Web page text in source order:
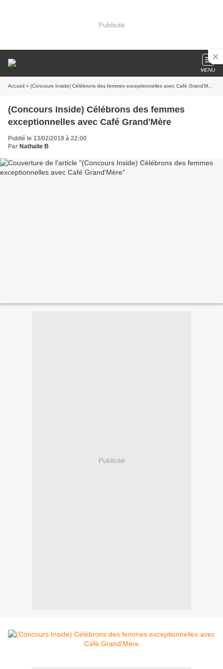
Publicité
MENU
Accueil » (Concours Inside) Célébrons des femmes exceptionnelles avec Café Grand'Mère
(Concours Inside) Célébrons des femmes
exceptionnelles avec Café Grand'Mère
Publié le 13/02/2019 à 22:00
Par Nathalie B
Publicité